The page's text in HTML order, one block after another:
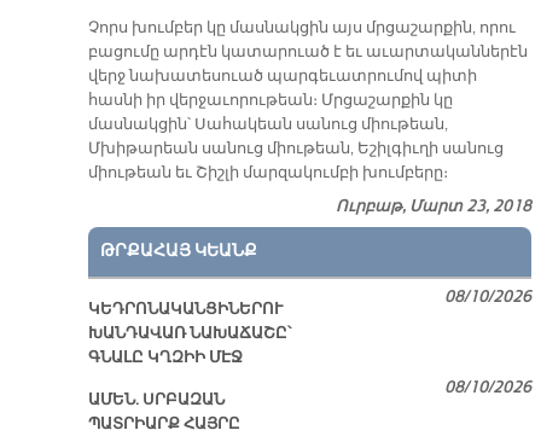
Չորս խումբեր կը մասնակցին այս մրցաշարքին, որու
բացումը արդէն կատարուած է եւ աւարտականներէն
վերջ նախատեսուած պարգեւատրումով պիտի
հասնի իր վերջաւորութեան։ Մրցաշարքին կը
մասնակցին՝ Սահակեան սանուց միութեան,
Մխիթարեան սանուց միութեան, Եշիլգիւղի սանուց
միութեան եւ Շիշլի մարզակումբի խումբերը։
Ուրբաթ, Մարտ 23, 2018
ԹՐՔԱՀԱՅ ԿԵԱՆՔ
ԿԵԴՐՈՆԱԿԱՆՑԻՆԵՐՈՒ
ԽԱՆԴԱՎԱՌ ՆԱԽԱՃԱՇԸ՝
ԳՆԱԼԸ ԿՂԶԻԻ ՄԷՋ
08/10/2026
ԱՄԵՆ. ՍՐԲԱԶԱՆ
ՊԱՏՐԻԱՐՔ ՀԱՅՐԸ
08/10/2026